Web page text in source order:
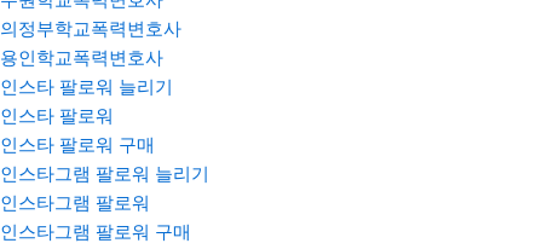
의정부학교폭력변호사
용인학교폭력변호사
인스타 팔로워 늘리기
인스타 팔로워
인스타 팔로워 구매
인스타그램 팔로워 늘리기
인스타그램 팔로워
인스타그램 팔로워 구매